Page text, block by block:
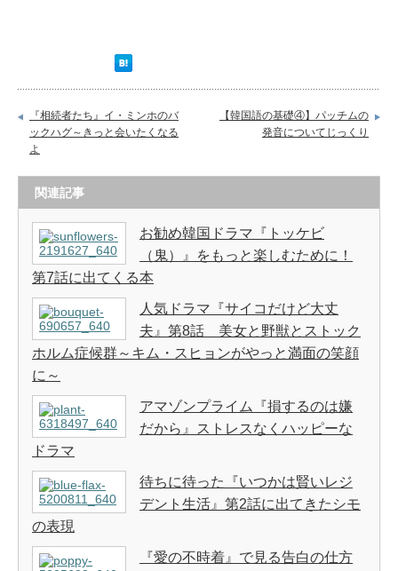
『相続者たち』イ・ミンホのバ
ックハグ～きっと会いたくなる
よ
【韓国語の基礎④】パッチムの
発音についてじっくり
関連記事
お勧め韓国ドラマ『トッケビ
（鬼）』をもっと楽しむために！
第7話に出てくる本
人気ドラマ『サイコだけど大丈
夫』第8話 美女と野獣とストック
ホルム症候群～キム・スヒョンがやっと満面の笑顔
に～
アマゾンプライム『損するのは嫌
だから』ストレスなくハッピーな
ドラマ
待ちに待った『いつかは賢いレジ
デント生活』第2話に出てきたシモ
の表現
『愛の不時着』で見る告白の仕方